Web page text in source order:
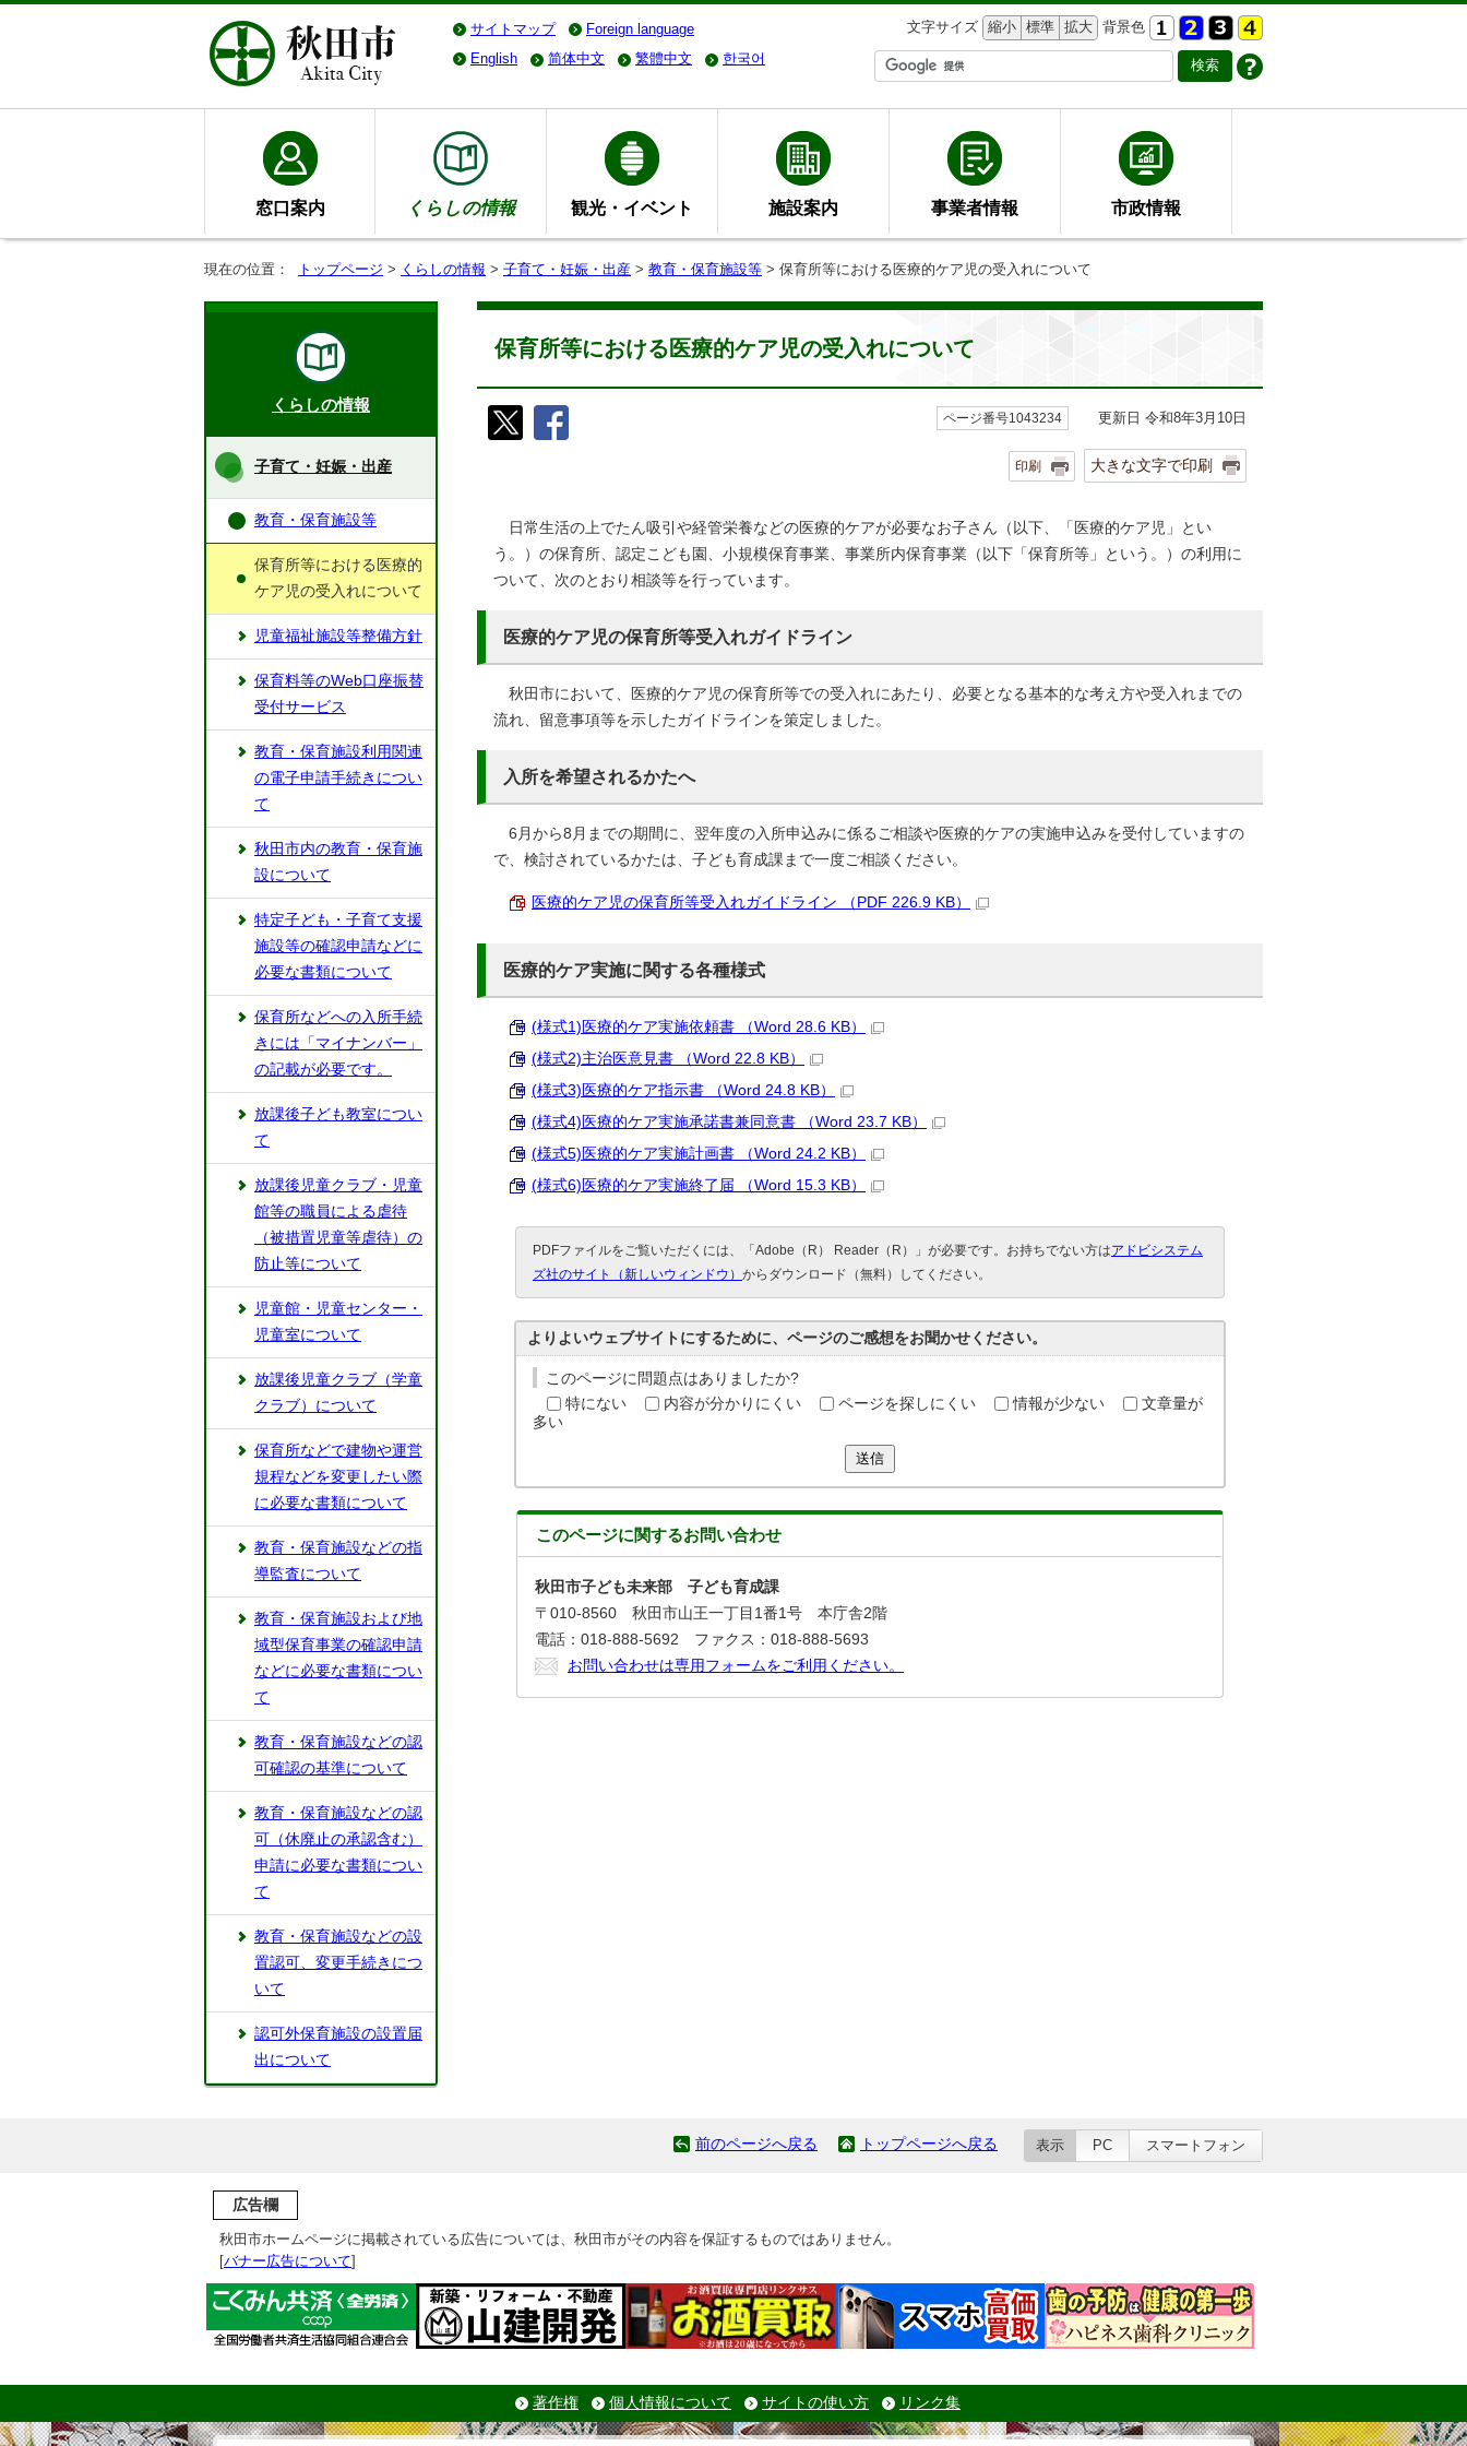
サイトマップ Foreign language 文字サイズ 縮小 標準 拡大 背景色
English
简体中文 繁體中文 한국어
窓口案内 くらしの情報 観光・イベント 施設案内 事業者情報 市政情報
現在の位置： トップページ > くらしの情報 > 子育て・妊娠・出産 > 教育・保育施設等 > 保育所等における医療的ケア児の受入れについて
保育所等における医療的ケア児の受入れについて
ページ番号1043234 更新日 令和8年3月10日
印刷 大きな文字で印刷
日常生活の上でたん吸引や経管栄養などの医療的ケアが必要なお子さん（以下、「医療的ケア児」とい
う。）の保育所、認定こども園、小規模保育事業、事業所内保育事業（以下「保育所等」という。）の利用に
ついて、次のとおり相談等を行っています。
医療的ケア児の保育所等受入れガイドライン
秋田市において、医療的ケア児の保育所等での受入れにあたり、必要となる基本的な考え方や受入れまでの
流れ、留意事項等を示したガイドラインを策定しました。
入所を希望されるかたへ
6月から8月までの期間に、翌年度の入所申込みに係るご相談や医療的ケアの実施申込みを受付していますの
で、検討されているかたは、子ども育成課まで一度ご相談ください。
医療的ケア児の保育所等受入れガイドライン （PDF 226.9 KB）
医療的ケア実施に関する各種様式
(様式1)医療的ケア実施依頼書 （Word 28.6 KB）
(様式2)主治医意見書 （Word 22.8 KB）
(様式3)医療的ケア指示書 （Word 24.8 KB）
(様式4)医療的ケア実施承諾書兼同意書 （Word 23.7 KB）
(様式5)医療的ケア実施計画書 （Word 24.2 KB）
(様式6)医療的ケア実施終了届 （Word 15.3 KB）
PDFファイルをご覧いただくには、「Adobe（R） Reader（R）」が必要です。お持ちでない方はアドビシステム
ズ社のサイト（新しいウィンドウ） からダウンロード（無料）してください。
よりよいウェブサイトにするために、ページのご感想をお聞かせください。
このページに問題点はありましたか?
特にない
内容が分かりにくい ページを探しにくい 情報が少ない
文章量が
多い
送信
このページに関するお問い合わせ
秋田市子ども未来部 子ども育成課
〒010-8560 秋田市山王一丁目1番1号 本庁舎2階
電話：018-888-5692 ファクス：018-888-5693
お問い合わせは専用フォームをご利用ください。
くらしの情報
子育て・妊娠・出産
教育・保育施設等
保育所等における医療的
ケア児の受入れについて
児童福祉施設等整備方針
保育料等のWeb口座振替
受付サービス
教育・保育施設利用関連
の電子申請手続きについ
て
秋田市内の教育・保育施
設について
特定子ども・子育て支援
施設等の確認申請などに
必要な書類について
保育所などへの入所手続
きには「マイナンバー」
の記載が必要です。
放課後子ども教室につい
て
放課後児童クラブ・児童
館等の職員による虐待
（被措置児童等虐待）の
防止等について
児童館・児童センター・
児童室について
放課後児童クラブ（学童
クラブ）について
保育所などで建物や運営
規程などを変更したい際
に必要な書類について
教育・保育施設などの指
導監査について
教育・保育施設および地
域型保育事業の確認申請
などに必要な書類につい
て
教育・保育施設などの認
可確認の基準について
教育・保育施設などの認
可（休廃止の承認含む）
申請に必要な書類につい
て
教育・保育施設などの設
置認可、変更手続きにつ
いて
認可外保育施設の設置届
出について
前のページへ戻る トップページへ戻る 表示 PC スマートフォン
広告欄
秋田市ホームページに掲載されている広告については、秋田市がその内容を保証するものではありません。
[バナー広告について]
著作権 個人情報について サイトの使い方 リンク集